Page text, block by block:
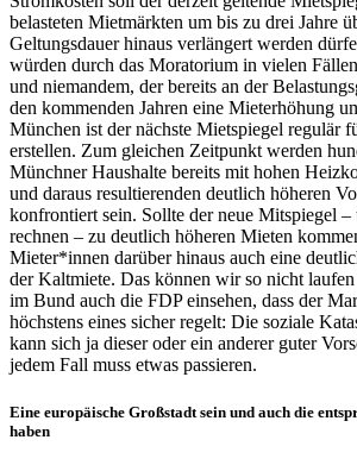
belasteten Mietmärkten um bis zu drei Jahre
Geltungsdauer hinaus verlängert werden
würden durch das Moratorium in vielen
und niemandem, der bereits an der
den kommenden Jahren eine Mieterhöhung
München ist der nächste Mietspiegel regulär
erstellen. Zum gleichen Zeitpunkt werden
Münchner Haushalte bereits mit hohen
und daraus resultierenden deutlich höheren
konfrontiert sein. Sollte der neue Mitspiegel –
rechnen – zu deutlich höheren Mieten
Mieter*innen darüber hinaus auch eine
der Kaltmiete. Das können wir so nicht laufen
im Bund auch die FDP einsehen, dass der
höchstens eines sicher regelt: Die soziale
kann sich ja dieser oder ein anderer guter
jedem Fall muss etwas passieren.
Eine europäische Großstadt sein und auch die
haben